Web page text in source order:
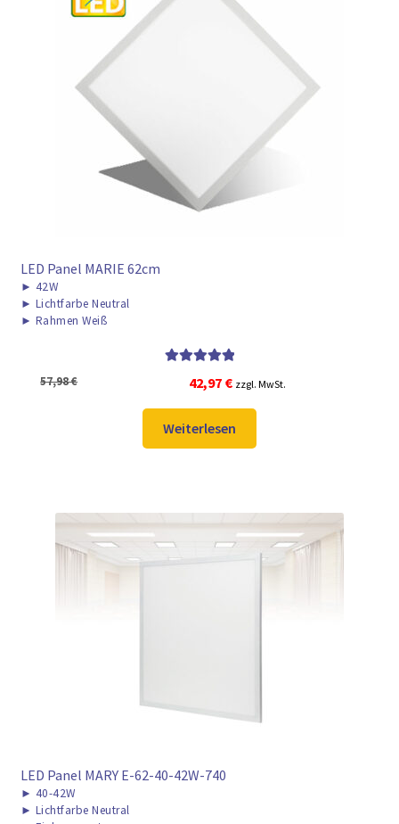
LED Panel MARIE 62cm
► 42W
► Lichtfarbe Neutral
► Rahmen Weiß
von 5
57,98€
Ursprünglicher
Preis
war:
57,98 €
42,97 €Aktueller
Preis
ist:
42,97 €.
zzgl. MwSt.
Weiterlesen
LED Panel MARY E-62-40-42W-740
► 40-42W
► Lichtfarbe Neutral